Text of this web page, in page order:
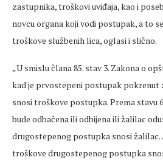
zastupnika, troškovi uviđaja, kao i
novcu organa koji vodi postupak, a to
troškove službenih lica, oglasi i slično.
„U smislu člana 85. stav 3. Zakona o
kad je prvostepeni postupak pokrenut
snosi troškove postupka. Prema stavu
bude odbačena ili odbijena ili žalilac
drugostepenog postupka snosi žalilac.
troškove drugostepenog postupka